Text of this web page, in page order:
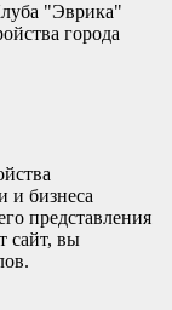
"Эврика"
города
и бизнеса
представления
сайт, вы